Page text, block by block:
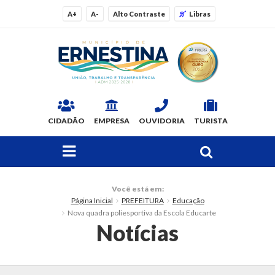
A+ A- Alto Contraste Libras
CIDADÃO EMPRESA OUVIDORIA TURISTA
Dados Gerais
Você está em:
Página Inicial
PREFEITURA
Educação
Nova quadra poliesportiva da Escola Educarte
Notícias